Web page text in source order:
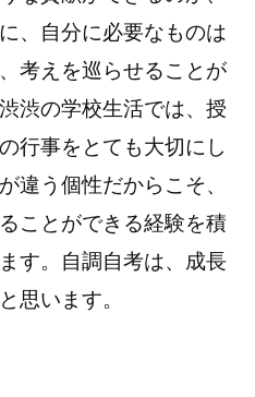
、自分に必要なものは
考えを巡らせることが
渋の学校生活では、授
行事をとても大切にし
違う個性だからこそ、
ことができる経験を積
す。自調自考は、成長
思います。